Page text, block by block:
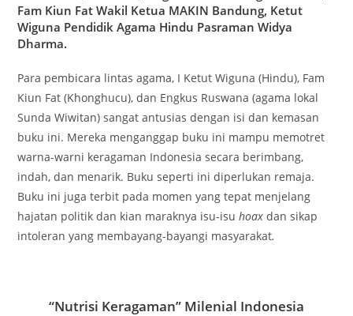
Fam Kiun Fat Wakil Ketua MAKIN Bandung, Ketut
Wiguna Pendidik Agama Hindu Pasraman Widya
Dharma.
Para pembicara lintas agama, I Ketut Wiguna (Hindu), Fam
Kiun Fat (Khonghucu), dan Engkus Ruswana (agama lokal
Sunda Wiwitan) sangat antusias dengan isi dan kemasan
buku ini. Mereka menganggap buku ini mampu memotret
warna-warni keragaman Indonesia secara berimbang,
indah, dan menarik. Buku seperti ini diperlukan remaja.
Buku ini juga terbit pada momen yang tepat menjelang
hajatan politik dan kian maraknya isu-isuhoaxdan sikap
intoleran yang membayang-bayangi masyarakat.
“Nutrisi Keragaman” Milenial Indonesia